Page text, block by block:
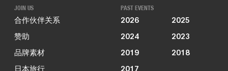
JOIN US
合作伙伴关系
赞助
品牌素材
日本旅行
PAST EVENTS
2026
2025
2024
2023
2019
2018
2017